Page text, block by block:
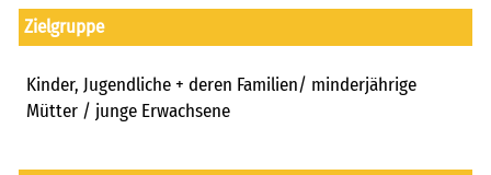
FAIRMILIE
initiativbewerbung
Zielgruppe
Kinder, Jugendliche + deren Familien/ minderjährige
Mütter / junge Erwachsene